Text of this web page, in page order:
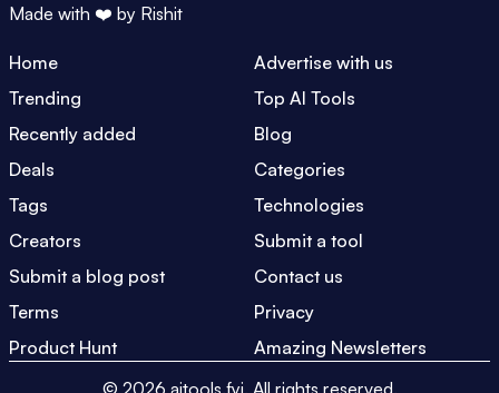
Made with ❤️ by Rishit
Home
Advertise with us
Trending
Top AI Tools
Recently added
Blog
Deals
Categories
Tags
Technologies
Creators
Submit a tool
Submit a blog post
Contact us
Terms
Privacy
Product Hunt
Amazing Newsletters
© 2026 aitools.fyi. All rights reserved.